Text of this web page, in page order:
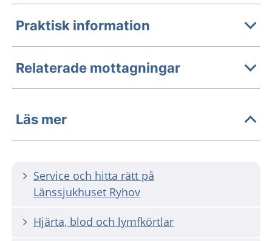
Praktisk information
Relaterade mottagningar
Läs mer
Service och hitta rätt på
Länssjukhuset Ryhov
Hjärta, blod och lymfkörtlar